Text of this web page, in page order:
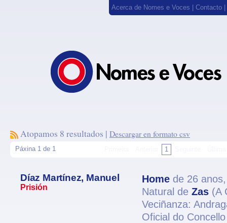
Acerca de Nomes e Voces Contacto
Atopamos 8 resultados | Descargar en formato csv
Páxina 1 de 1 1
Díaz Martínez, Manuel
Prisión
Home de 26
Natural de Zas (A
Veciñanza:
Oficial do Concello